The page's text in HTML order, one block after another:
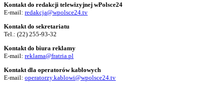
Kontakt do redakcji telewizyjnej wPolsce24
E-mail: redakcja@wpolsce24.tv
Kontakt do sekretariatu
Tel.: (22) 255-93-32
Kontakt do biura reklamy
E-mail: reklama@fratria.pl
Kontakt dla operatorów kablowych
E-mail: operatorzy.kablowi@wpolsce24.tv